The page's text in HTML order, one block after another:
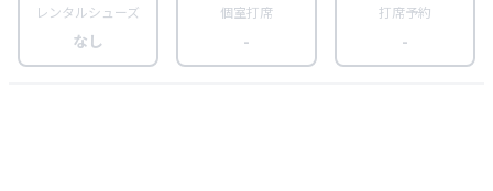
レンタルシューズ
なし
個室打席
-
打席予約
-